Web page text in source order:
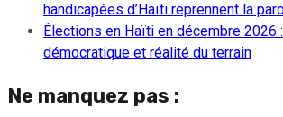
handicapées d’Haïti reprennent la
Élections en Haïti en décembre 2026
démocratique et réalité du terrain
Ne manquez pas :